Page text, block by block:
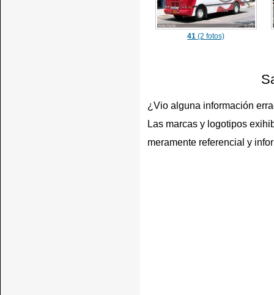
41 (2 fotos)
¿Vio alguna información
Las marcas y logotipos
meramente referencial y